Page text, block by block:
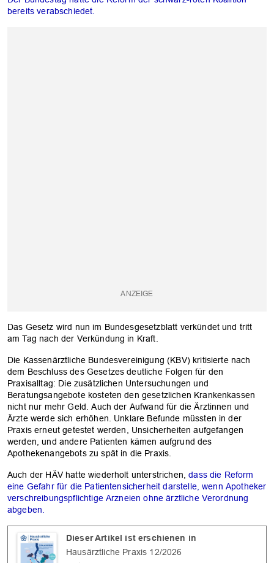
OK
bereits verabschiedet.
Das Gesetz wird nun im Bundesgesetzblatt verkündet und tritt
am Tag nach der Verkündung in Kraft.
Die Kassenärztliche Bundesvereinigung (KBV) kritisierte nach
dem Beschluss des Gesetzes deutliche Folgen für den
Praxisalltag: Die zusätzlichen Untersuchungen und
Beratungsangebote kosteten den gesetzlichen Krankenkassen
nicht nur mehr Geld. Auch der Aufwand für die Ärztinnen und
Ärzte werde sich erhöhen. Unklare Befunde müssten in der
Praxis erneut getestet werden, Unsicherheiten aufgefangen
werden, und andere Patienten kämen aufgrund des
Apothekenangebots zu spät in die Praxis.
Auch der HÄV hatte wiederholt unterstrichen,dass die Reform
eine Gefahr für die Patientensicherheit darstelle, wenn Apotheker
verschreibungspflichtige Arzneien ohne ärztliche Verordnung
abgeben.
Dieser Artikel ist erschienen in
Hausärztliche Praxis 12/2026